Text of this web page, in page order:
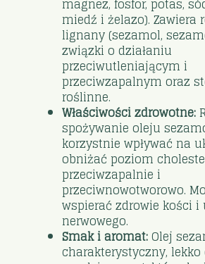
magnez, fosfor, potas,
miedź i żelazo). Zawiera
lignany (sezamol,
związki o działaniu
przeciwutleniającym i
przeciwzapalnym oraz
roślinne.
Właściwości zdrowotne:
spożywanie oleju
korzystnie wpływać na
obniżać poziom
przeciwzapalnie i
przeciwnowotworowo.
wspierać zdrowie kości i
nerwowego.
Smak i aromat:Olej
charakterystyczny,